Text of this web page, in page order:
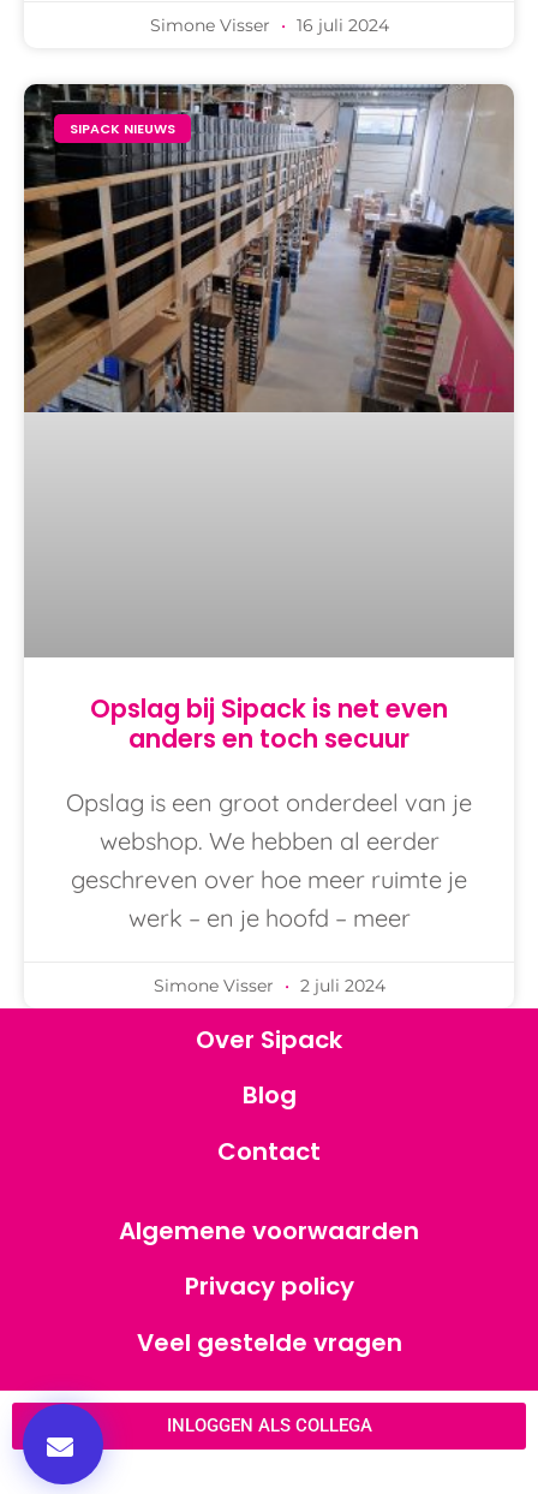
Simone Visser 16 juli 2024
SIPACK NIEUWS
Opslag bij Sipack is net even
anders en toch secuur
Opslag is een groot onderdeel van je
webshop. We hebben al eerder
geschreven over hoe meer ruimte je
werk – en je hoofd – meer
Simone Visser 2 juli 2024
Over Sipack
Blog
Contact
Algemene voorwaarden
Privacy policy
Veel gestelde vragen
INLOGGEN ALS COLLEGA